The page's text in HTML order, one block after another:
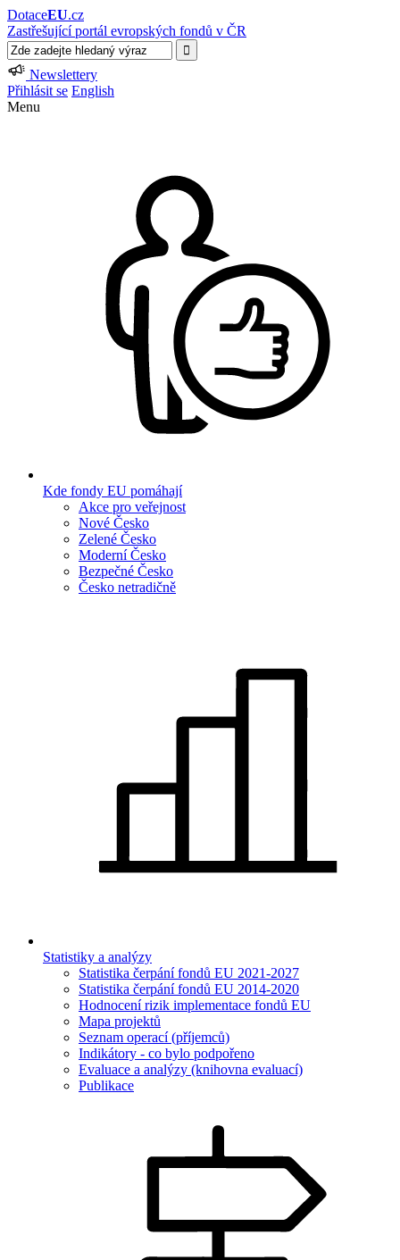
DotaceEU.cz
Zastřešující portál evropských fondů v ČR
Newslettery
Přihlásit se English
Menu
Kde fondy EU pomáhají
Akce pro veřejnost
Nové Česko
Zelené Česko
Moderní Česko
Bezpečné Česko
Česko netradičně
Statistiky a analýzy
Statistika čerpání fondů EU 2021-2027
Statistika čerpání fondů EU 2014-2020
Hodnocení rizik implementace fondů EU
Mapa projektů
Seznam operací (příjemců)
Indikátory - co bylo podpořeno
Evaluace a analýzy (knihovna evaluací)
Publikace